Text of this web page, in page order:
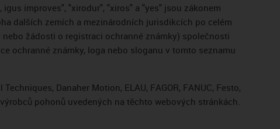
improves", "xirodur", "xiros" a "yes" jsou zákonem
dalších zemích a mezinárodních jurisdikcích po celém
žádosti o registraci ochranné známky) společnosti
ochranné známky, loga nebo sloganu v tomto seznamu
Danaher Motion, ELAU, FAGOR, FANUC, Festo,
pohonů uvedených na těchto webových stránkách.